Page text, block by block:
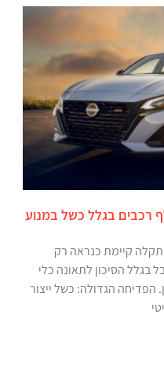
ענק לניסאן: 480 אלף רכבים בגלל כשל במנוע
קיימת כנראה רק
אבל בגלל הסיכון לתאונה כלי
הפדיחה הגדולה: כשל ייצור